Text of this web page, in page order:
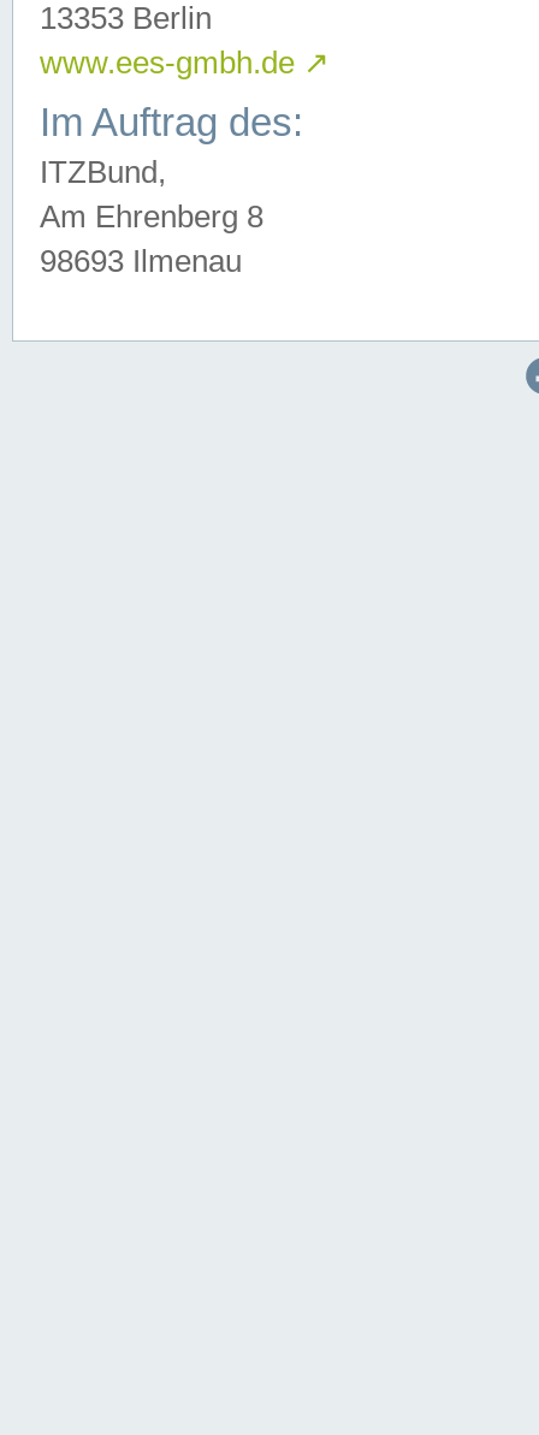
13353 Berlin
www.ees-gmbh.de ↗
Im Auftrag des:
ITZBund,
Am Ehrenberg 8
98693 Ilmenau